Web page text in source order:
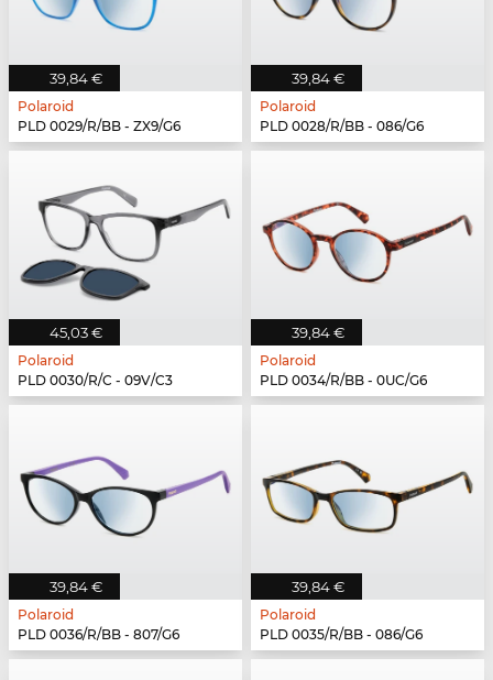
39,84 €
Polaroid
PLD 0029/R/BB - ZX9/G6
39,84 €
Polaroid
PLD 0028/R/BB - 086/G6
45,03 €
Polaroid
PLD 0030/R/C - 09V/C3
39,84 €
Polaroid
PLD 0034/R/BB - 0UC/G6
39,84 €
Polaroid
PLD 0036/R/BB - 807/G6
39,84 €
Polaroid
PLD 0035/R/BB - 086/G6